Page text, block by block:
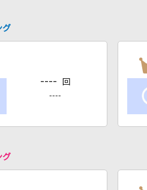
グ
---- 回
----
グ